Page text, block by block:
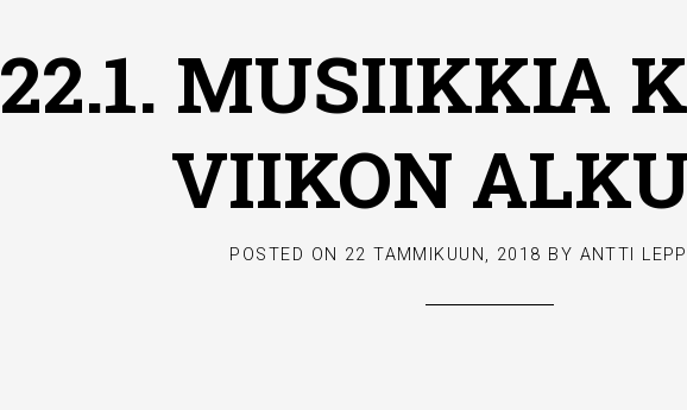
22.1. MUSIIKKIA
VIIKON
POSTED ON 22 TAMMIKUUN, 2018 BY ANTTI